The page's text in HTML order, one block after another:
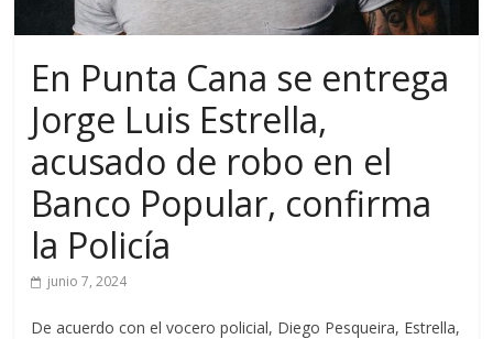
En Punta Cana se entrega
Jorge Luis Estrella,
acusado de robo en el
Banco Popular, confirma
la Policía
junio 7, 2024
De acuerdo con el vocero policial, Diego Pesqueira, Estrella,